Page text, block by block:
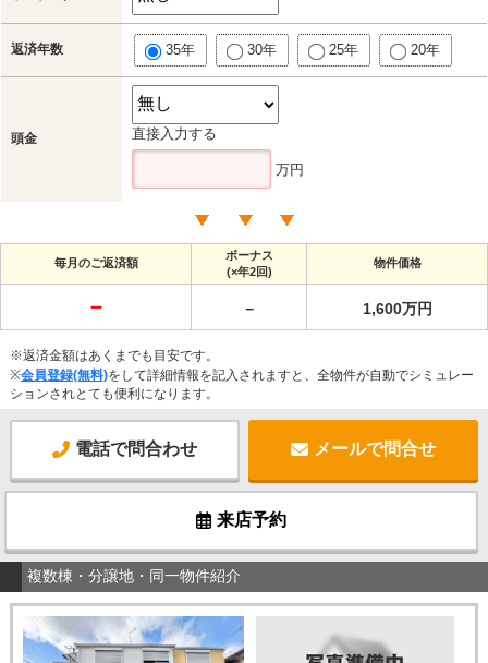
返済年数 35年 30年 25年 20年
頭金 直接入力する
万円
毎月のご返済額
ボーナス
(×年2回)
物件価格
－ － 1,600万円
※返済金額はあくまでも目安です。
※会員登録(無料)をして詳細情報を記入されますと、全物件が自動でシミュレー
ションされとても便利になります。
電話で問合わせ メールで問合せ
来店予約
複数棟・分譲地・同一物件紹介